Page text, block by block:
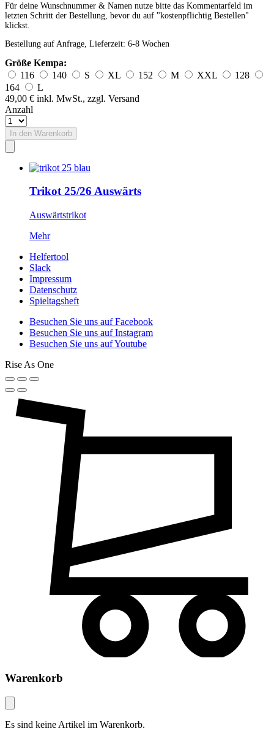
Für deine Wunschnummer & Namen nutze bitte das Kommentarfeld im
letzten Schritt der Bestellung, bevor du auf "kostenpflichtig Bestellen"
klickst.
Bestellung auf Anfrage, Lieferzeit: 6-8 Wochen
Größe Kempa:
116
140 S XL 152 M XXL
128
164
L
49,00 € inkl. MwSt., zzgl. Versand
Anzahl
In den Warenkorb
Trikot 25/26 Auswärts
Auswärtstrikot
Mehr
Helfertool
Slack
Impressum
Datenschutz
Spieltagsheft
Besuchen Sie uns auf Facebook
Besuchen Sie uns auf Instagram
Besuchen Sie uns auf Youtube
Rise As One
Warenkorb
Es sind keine Artikel im Warenkorb.